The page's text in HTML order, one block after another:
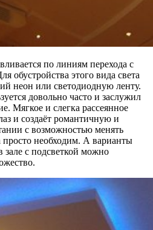
по линиям перехода с
обустройства этого вида света
неон или светодиодную ленту.
довольно часто и заслужил
Мягкое и слегка рассеянное
и создаёт романтичную и
с возможностью менять
просто необходим. А варианты
зале с подсветкой можно